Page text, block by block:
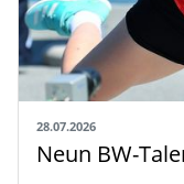
28.07.2026